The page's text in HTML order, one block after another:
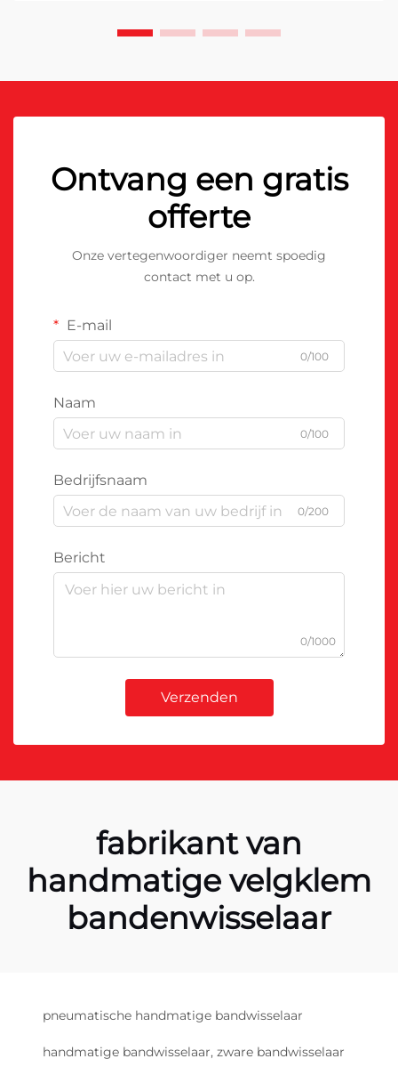
Ontvang een gratis
offerte
Onze vertegenwoordiger neemt spoedig
contact met u op.
E-mail
0/100
Naam
0/100
Bedrijfsnaam
0/200
Bericht
0/1000
Verzenden
fabrikant van
handmatige velgklem
bandenwisselaar
pneumatische handmatige bandwisselaar
handmatige bandwisselaar, zware bandwisselaar